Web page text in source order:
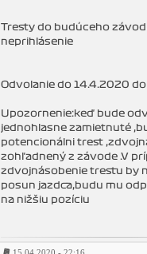
Tresty do budúceho
neprihlásenie
Odvolanie do 14.4.2020
Upozornenie:keď bude
jednohlasne zamietnuté
potencionálni trest
zohľadnený z závode .V
zdvojnásobenie trestu by
posun jazdca,budu mu
na nižšiu pozíciu
15.04.2020 - 22:16